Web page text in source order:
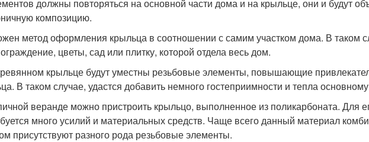
должны повторяться на основной части дома и на крыльце, они и будут
композицию.
метод оформления крыльца в соотношении с самим участком дома. В таком
ограждение, цветы, сад или плитку, которой отдела весь дом.
крыльце будут уместны резьбовые элементы, повышающие
В таком случае, удастся добавить немного гостеприимности и тепла
веранде можно пристроить крыльцо, выполненное из поликарбоната. Для
много усилий и материальных средств. Чаще всего данный материал
присутствуют разного рода резьбовые элементы.